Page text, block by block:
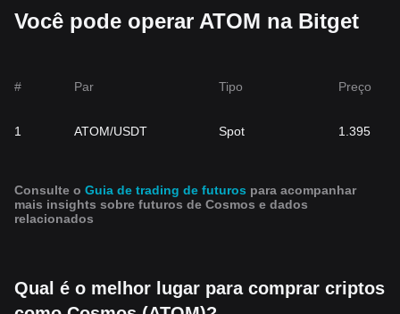
Você pode operar ATOM na Bitget
# Par Tipo Preço
1 ATOM/USDT Spot 1.395
Consulte o Guia de trading de futuros para acompanhar
mais insights sobre futuros de Cosmos e dados
relacionados
Qual é o melhor lugar para comprar criptos